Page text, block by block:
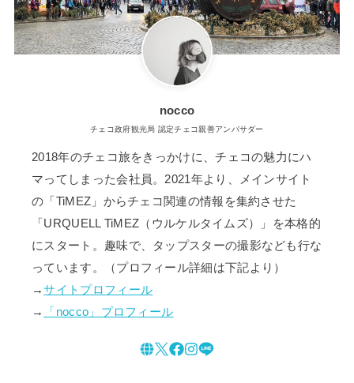
nocco
チェコ政府観光局 認定チェコ親善アンバサダー
2018年のチェコ旅をきっかけに、チェコの魅力にハ
マってしまった会社員。2021年より、メインサイト
の「TiMEZ」からチェコ関連の情報を集約させた
「URQUELL TiMEZ（ウルケルタイムズ）」を本格的
にスタート。趣味で、タップスターの撮影なども行な
っています。（プロフィール詳細は下記より）
→サイトプロフィール
→
「nocco」プロフィール